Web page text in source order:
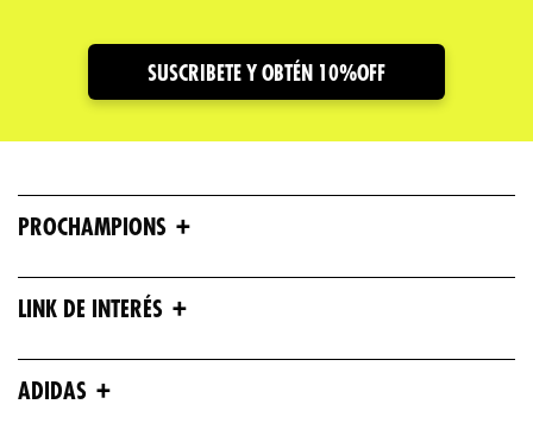
SUSCRIBETE Y OBTÉN 10%OFF
PROCHAMPIONS +
LINK DE INTERÉS +
ADIDAS +